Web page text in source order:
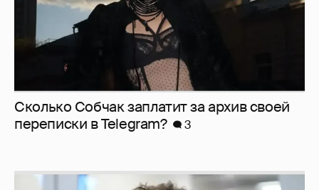
Сколько Собчак заплатит за архив своей
перeписки в Telegram?
3